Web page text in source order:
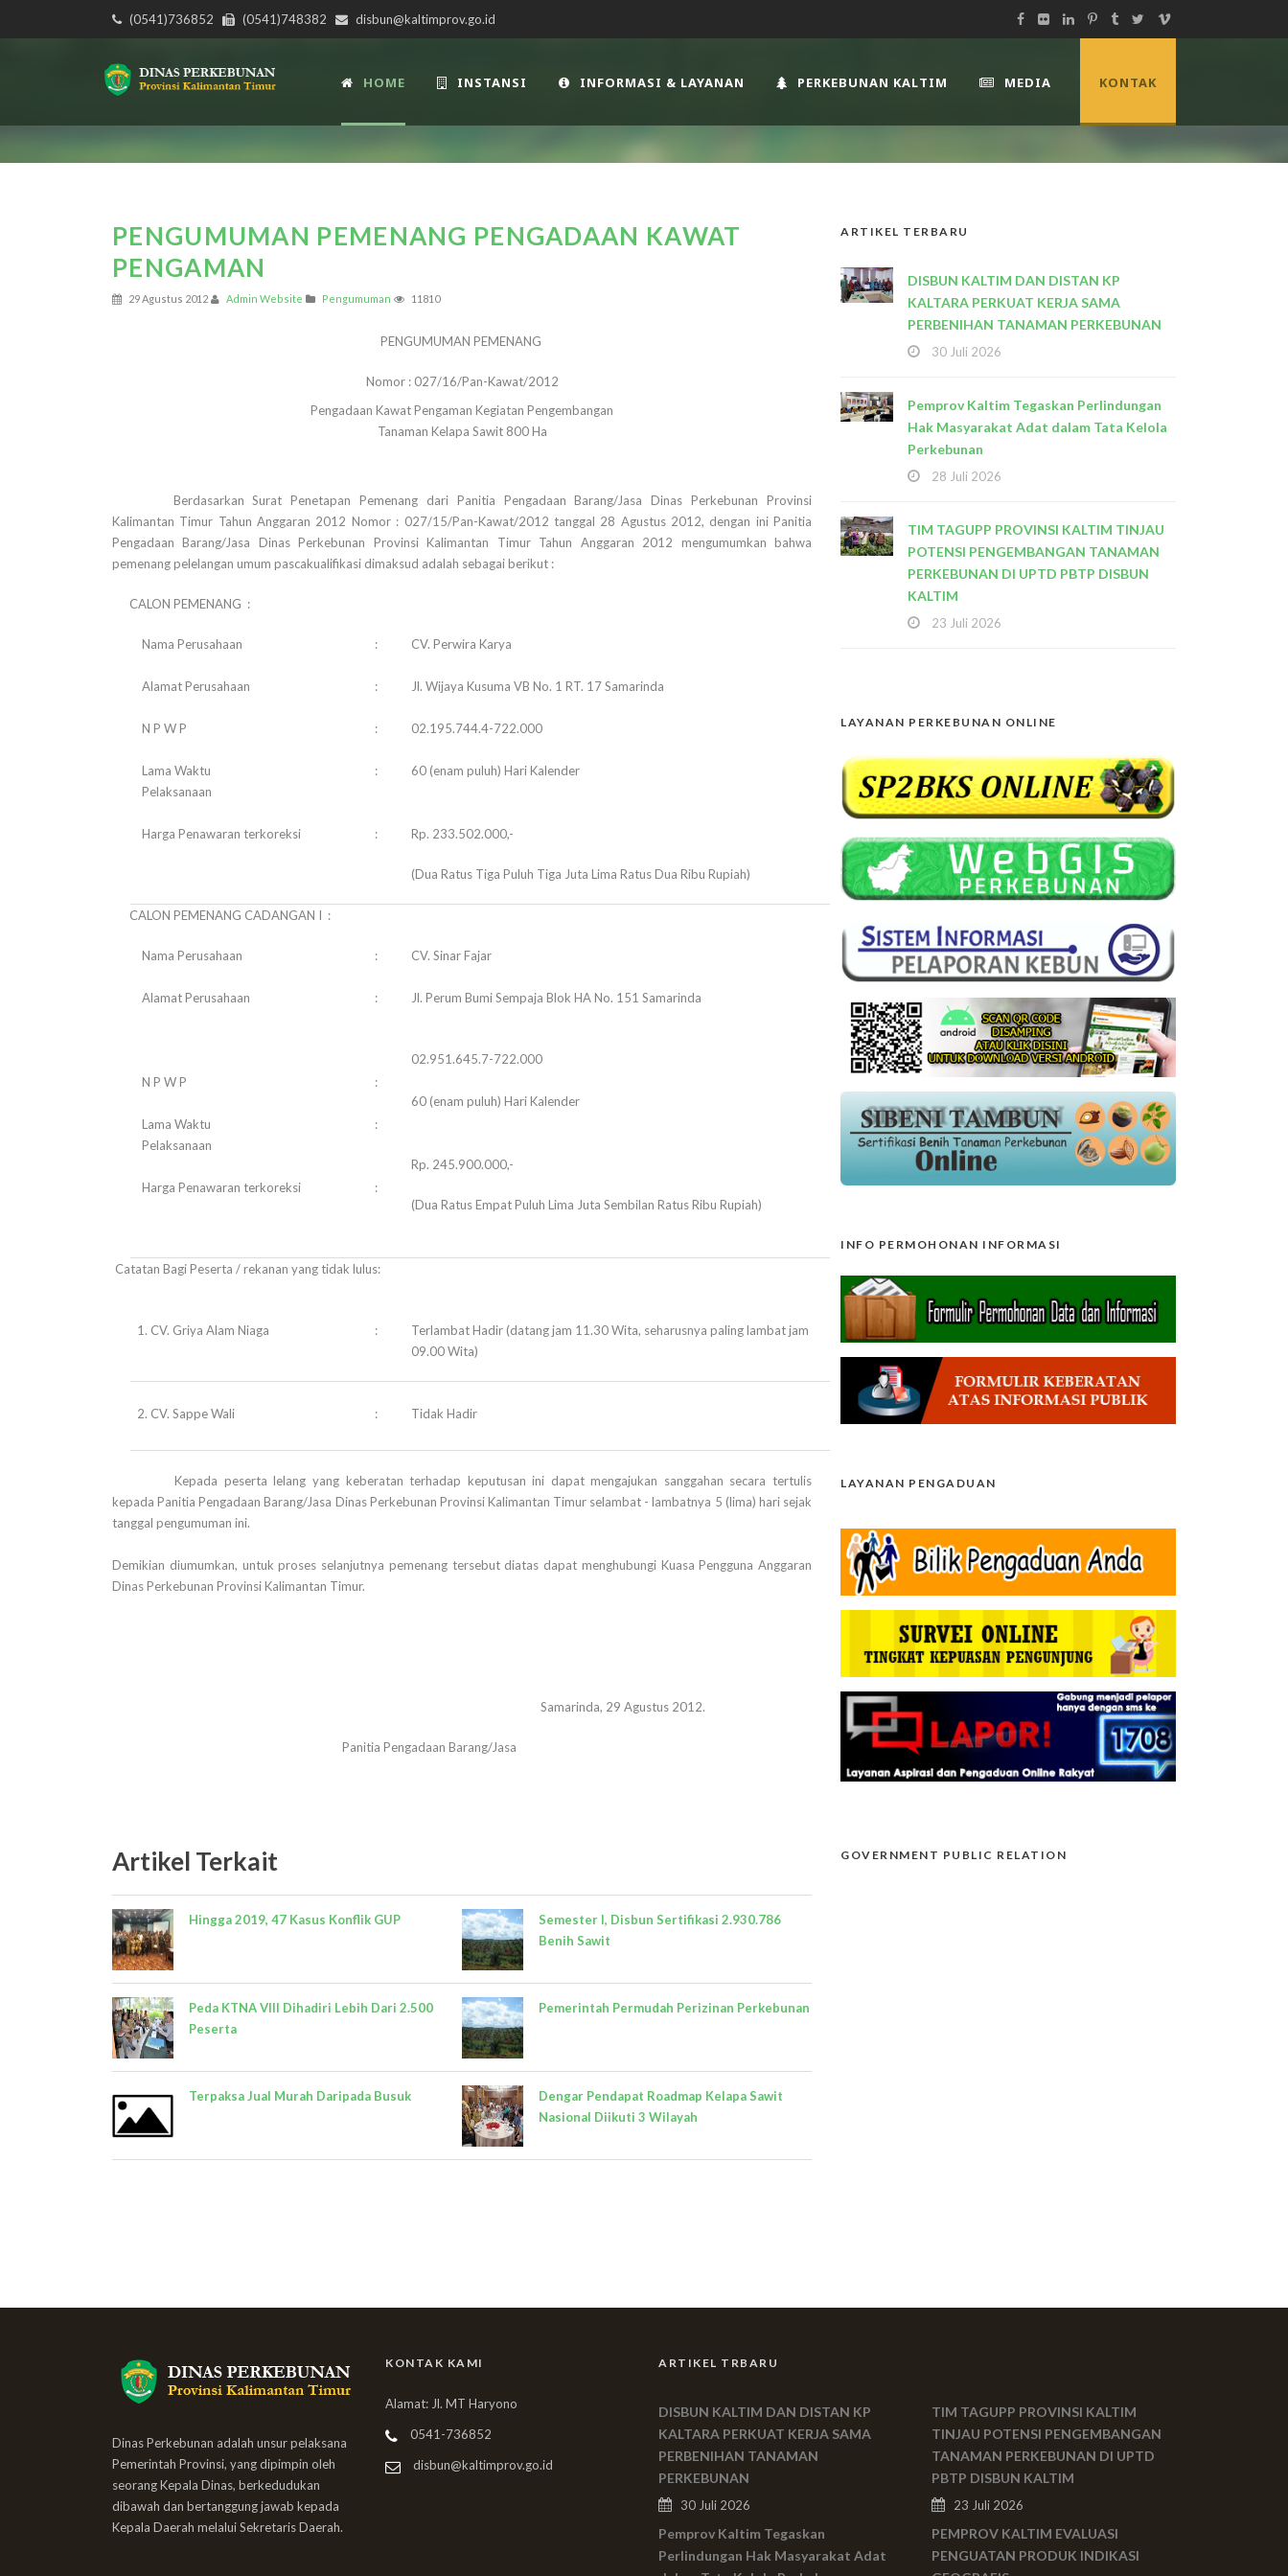
(0541)736852 (0541)748382 disbun@kaltimprov.go.id
HOME INSTANSI INFORMASI & LAYANAN PERKEBUNAN KALTIM MEDIA KONTAK
PENGUMUMAN PEMENANG PENGADAAN KAWAT
PENGAMAN
29 Agustus 2012 Admin Website Pengumuman 11810
PENGUMUMAN PEMENANG
Nomor : 027/16/Pan-Kawat/2012
Pengadaan Kawat Pengaman Kegiatan Pengembangan
Tanaman Kelapa Sawit 800 Ha
Berdasarkan Surat Penetapan Pemenang dari Panitia Pengadaan Barang/Jasa Dinas Perkebunan Provinsi
Kalimantan Timur Tahun Anggaran 2012 Nomor : 027/15/Pan-Kawat/2012 tanggal 28 Agustus 2012, dengan ini Panitia
Pengadaan Barang/Jasa Dinas Perkebunan Provinsi Kalimantan Timur Tahun Anggaran 2012 mengumumkan bahwa
pemenang pelelangan umum pascakualifikasi dimaksud adalah sebagai berikut :
CALON PEMENANG :
Nama Perusahaan
Alamat Perusahaan
N P W P
Lama Waktu
Pelaksanaan
Harga Penawaran terkoreksi
:
:
:
:
:
CV. Perwira Karya
Jl. Wijaya Kusuma VB No. 1 RT. 17 Samarinda
02.195.744.4-722.000
60 (enam puluh) Hari Kalender
Rp. 233.502.000,-
(Dua Ratus Tiga Puluh Tiga Juta Lima Ratus Dua Ribu Rupiah)
CALON PEMENANG CADANGAN I :
Nama Perusahaan
Alamat Perusahaan
N P W P
Lama Waktu
Pelaksanaan
Harga Penawaran terkoreksi
:
:
:
:
:
CV. Sinar Fajar
Jl. Perum Bumi Sempaja Blok HA No. 151 Samarinda
02.951.645.7-722.000
60 (enam puluh) Hari Kalender
Rp. 245.900.000,-
(Dua Ratus Empat Puluh Lima Juta Sembilan Ratus Ribu Rupiah)
Catatan Bagi Peserta / rekanan yang tidak lulus:
1. CV. Griya Alam Niaga :
Terlambat Hadir (datang jam 11.30 Wita, seharusnya paling lambat jam
09.00 Wita)
2. CV. Sappe Wali : Tidak Hadir
Kepada peserta lelang yang keberatan terhadap keputusan ini dapat mengajukan sanggahan secara tertulis
kepada Panitia Pengadaan Barang/Jasa Dinas Perkebunan Provinsi Kalimantan Timur selambat - lambatnya 5 (lima) hari sejak
tanggal pengumuman ini.
Demikian diumumkan, untuk proses selanjutnya pemenang tersebut diatas dapat menghubungi Kuasa Pengguna Anggaran
Dinas Perkebunan Provinsi Kalimantan Timur.
Samarinda, 29 Agustus 2012.
Panitia Pengadaan Barang/Jasa
Artikel Terkait
Hingga 2019, 47 Kasus Konflik GUP
Peda KTNA VIII Dihadiri Lebih Dari 2.500
Peserta
Terpaksa Jual Murah Daripada Busuk
Semester I, Disbun Sertifikasi 2.930.786
Benih Sawit
Pemerintah Permudah Perizinan Perkebunan
Dengar Pendapat Roadmap Kelapa Sawit
Nasional Diikuti 3 Wilayah
ARTIKEL TERBARU
DISBUN KALTIM DAN DISTAN KP
KALTARA PERKUAT KERJA SAMA
PERBENIHAN TANAMAN PERKEBUNAN
30 Juli 2026
Pemprov Kaltim Tegaskan Perlindungan
Hak Masyarakat Adat dalam Tata Kelola
Perkebunan
28 Juli 2026
TIM TAGUPP PROVINSI KALTIM TINJAU
POTENSI PENGEMBANGAN TANAMAN
PERKEBUNAN DI UPTD PBTP DISBUN
KALTIM
23 Juli 2026
LAYANAN PERKEBUNAN ONLINE
INFO PERMOHONAN INFORMASI
LAYANAN PENGADUAN
GOVERNMENT PUBLIC RELATION
Dinas Perkebunan adalah unsur pelaksana
Pemerintah Provinsi, yang dipimpin oleh
seorang Kepala Dinas, berkedudukan
dibawah dan bertanggung jawab kepada
Kepala Daerah melalui Sekretaris Daerah.
KONTAK KAMI
Alamat: Jl. MT Haryono
0541-736852
disbun@kaltimprov.go.id
ARTIKEL TRBARU
DISBUN KALTIM DAN DISTAN KP
KALTARA PERKUAT KERJA SAMA
PERBENIHAN TANAMAN
PERKEBUNAN
30 Juli 2026
Pemprov Kaltim Tegaskan
Perlindungan Hak Masyarakat Adat
TIM TAGUPP PROVINSI KALTIM
TINJAU POTENSI PENGEMBANGAN
TANAMAN PERKEBUNAN DI UPTD
PBTP DISBUN KALTIM
23 Juli 2026
PEMPROV KALTIM EVALUASI
PENGUATAN PRODUK INDIKASI